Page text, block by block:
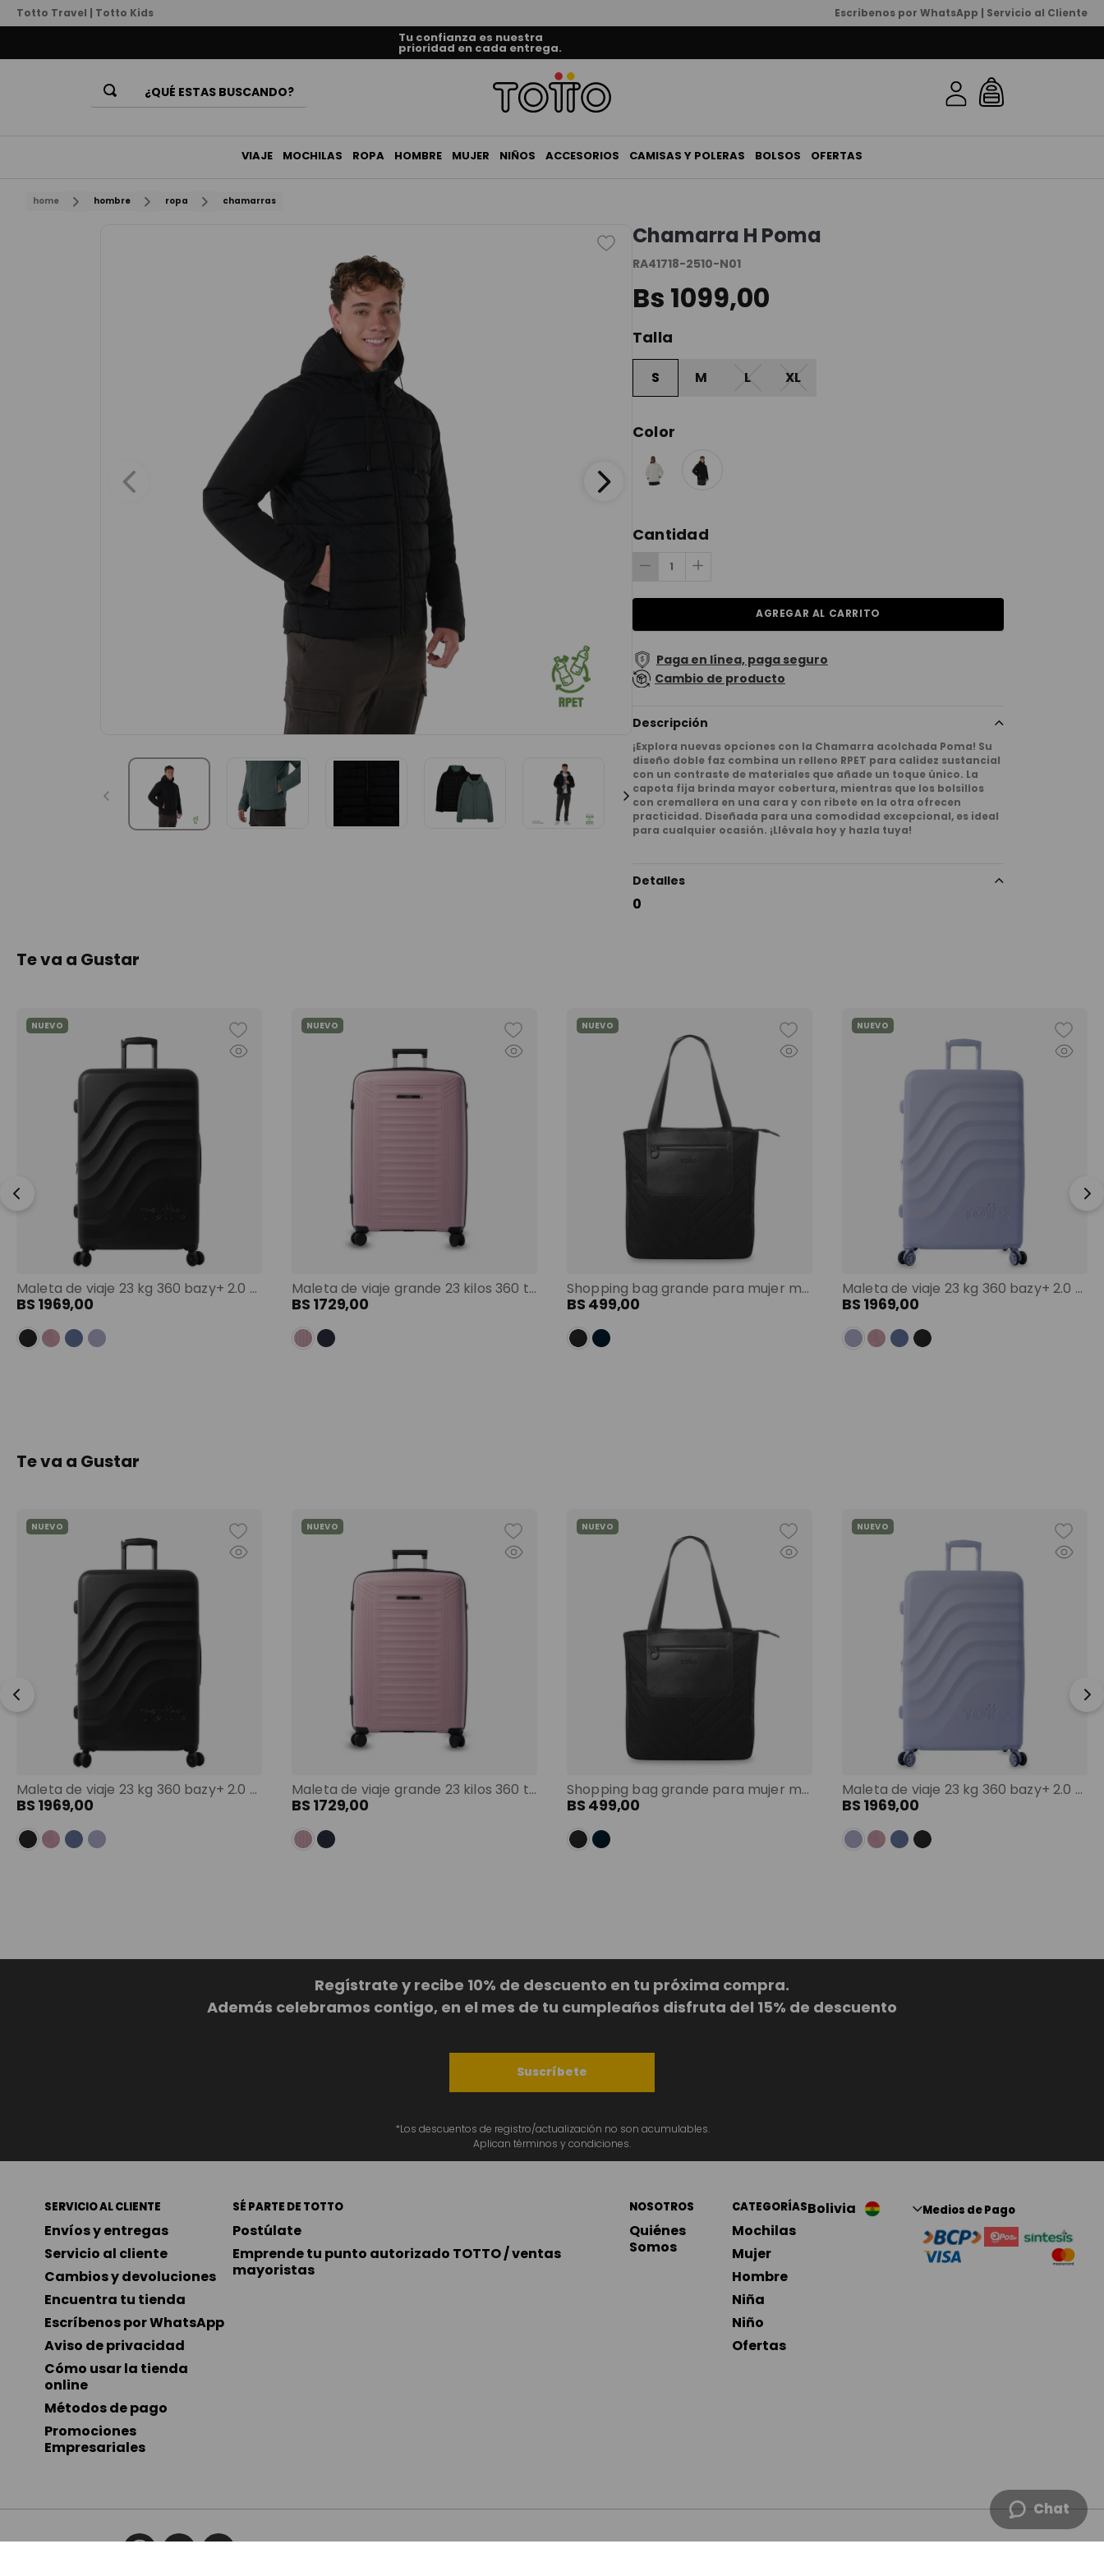
Totto Travel | Totto Kids Escribenos por WhatsApp | Servicio al Cliente
Tu confianza es nuestra
prioridad en cada entrega.
¿QUÉ ESTAS BUSCANDO?
VIAJE MOCHILAS ROPA HOMBRE MUJER NIÑOS ACCESORIOS CAMISAS Y POLERAS BOLSOS OFERTAS
home hombre ropa chamarras
Chamarra H Poma
RA41718-2510-N01
Bs 1099,00
Talla
S M L XL
Color
Cantidad
AGREGAR AL CARRITO
Paga en línea, paga seguro
Cambio de producto
Descripción
¡Explora nuevas opciones con la Chamarra acolchada Poma! Su
diseño doble faz combina un relleno RPET para calidez sustancial
con un contraste de materiales que añade un toque único. La
capota fija brinda mayor cobertura, mientras que los bolsillos
con cremallera en una cara y con ribete en la otra ofrecen
practicidad. Diseñada para una comodidad excepcional, es ideal
para cualquier ocasión. ¡Llévala hoy y hazla tuya!
Detalles
0
Te va a Gustar
Maleta de viaje 23 kg 360 bazy+ 2.0 bodega negro color: negro
NUEVO
BS 1969,00
Maleta de viaje grande 23 kilos 360 trulli morado color: morado
NUEVO
BS 1729,00
Shopping bag grande para mujer malawi porta pc 13" negro color: negro
NUEVO
BS 499,00
Maleta de viaje 23 kg 360 bazy+ 2.0 bodega morado color: morado
NUEVO
BS 1969,00
Te va a Gustar
Maleta de viaje 23 kg 360 bazy+ 2.0 bodega negro color: negro
NUEVO
BS 1969,00
Maleta de viaje grande 23 kilos 360 trulli morado color: morado
NUEVO
BS 1729,00
Shopping bag grande para mujer malawi porta pc 13" negro color: negro
NUEVO
BS 499,00
Maleta de viaje 23 kg 360 bazy+ 2.0 bodega morado color: morado
NUEVO
BS 1969,00
Regístrate y recibe 10% de descuento en tu próxima compra.
Además celebramos contigo, en el mes de tu cumpleaños disfruta del 15% de descuento
Suscríbete
*Los descuentos de registro/actualización no son acumulables.
Aplican términos y condiciones.
SERVICIO AL CLIENTE
Envíos y entregas
Servicio al cliente
Cambios y devoluciones
Encuentra tu tienda
Escríbenos por WhatsApp
Aviso de privacidad
Cómo usar la tienda
online
Métodos de pago
Promociones
Empresariales
SÉ PARTE DE TOTTO
Postúlate
Emprende tu punto autorizado TOTTO / ventas
mayoristas
NOSOTROS
Quiénes
Somos
CATEGORÍAS
Mochilas
Mujer
Hombre
Niña
Niño
Ofertas
Bolivia Medios de Pago
Chat
3.
lonchera